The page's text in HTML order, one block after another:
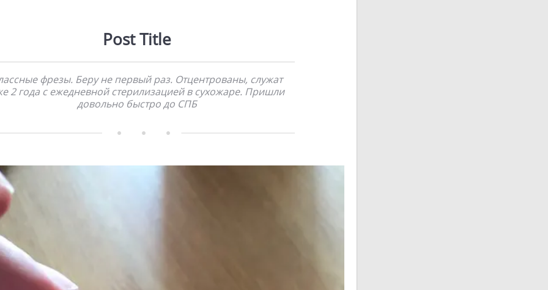
Post Title
фрезы. Беру не первый раз. Отцентрованы, служат
2 года с ежедневной стерилизацией в сухожаре. Пришли
довольно быстро до СПБ